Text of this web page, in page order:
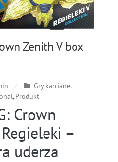
Zenith V box
Gry karciane,
, Produkt
Crown
–
uderza